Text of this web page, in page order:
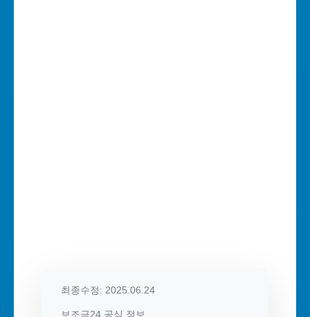
최종수정: 2025.06.24
보조금24 공식 정보